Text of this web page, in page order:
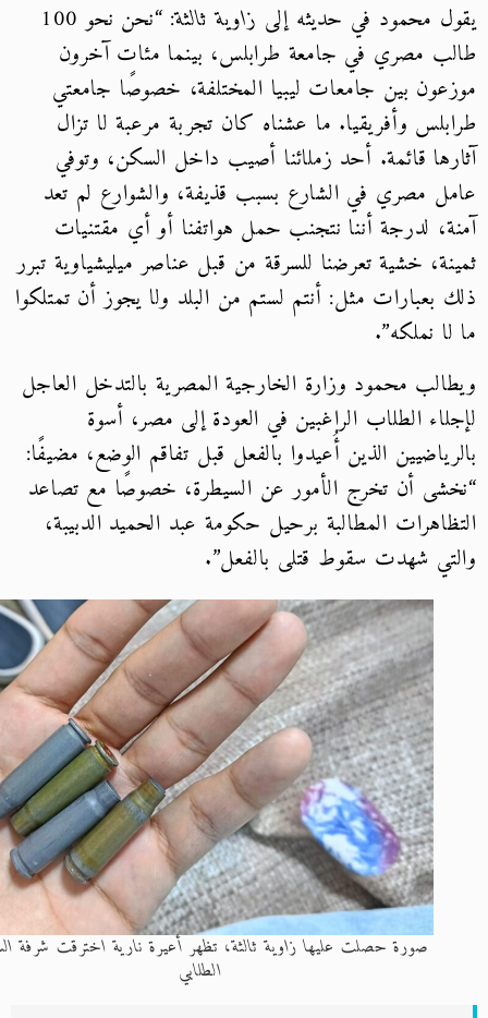
محمود في حديثه إلىزاوية ثالثة
: “نحن نحو 100
مصري في جامعة طرابلس، بينما مئات آخرون
بين جامعات ليبيا المختلفة، خصوصًا جامعتي
وأفريقيا. ما عشناه كان تجربة مرعبة لا تزال
قائمة. أحد زملائنا أصيب داخل السكن، وتوفي
مصري في الشارع بسبب قذيفة، والشوارع لم تعد
لدرجة أننا نتجنب حمل هواتفنا أو أي مقتنيات
خشية تعرضنا للسرقة من قبل عناصر ميليشياوية تبرر
بعبارات مثل: أنتم لستم من البلد ولا يجوز أن تمتلكوا
نملكه”.
محمود وزارة الخارجية المصرية بالتدخل العاجل
الطلاب الراغبين في العودة إلى مصر، أسوة
الذين أُعيدوا بالفعل قبل تفاقم الوضع، مضيفًا:
أن تخرج الأمور عن السيطرة، خصوصًا مع تصاعد
المطالبة برحيل حكومة عبد الحميد الدبيبة،
شهدت سقوط قتلى بالفعل”.
صورة حصلت عليها زاوية ثالثة، تظهر أعيرة نارية اخترقت شرفة السكن
الطلابي